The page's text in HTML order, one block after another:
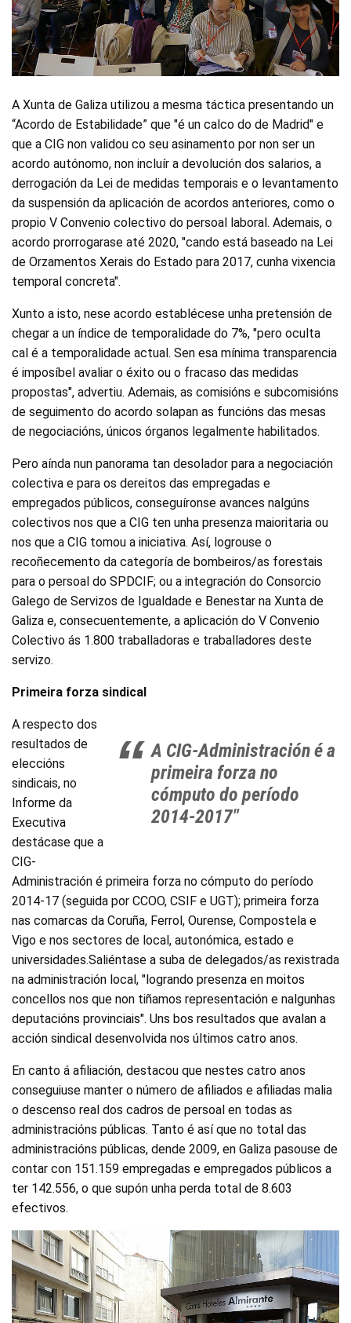
A Xunta de Galiza utilizou a mesma táctica presentando un
“Acordo de Estabilidade” que "é un calco do de Madrid" e
que a CIG non validou co seu asinamento por non ser un
acordo autónomo, non incluír a devolución dos salarios, a
derrogación da Lei de medidas temporais e o levantamento
da suspensión da aplicación de acordos anteriores, como o
propio V Convenio colectivo do persoal laboral. Ademais, o
acordo prorrogarase até 2020, "cando está baseado na Lei
de Orzamentos Xerais do Estado para 2017, cunha vixencia
temporal concreta".
Xunto a isto, nese acordo establécese unha pretensión de
chegar a un índice de temporalidade do 7%, "pero oculta
cal é a temporalidade actual. Sen esa mínima transparencia
é imposíbel avaliar o éxito ou o fracaso das medidas
propostas", advertiu. Ademais, as comisións e subcomisións
de seguimento do acordo solapan as funcións das mesas
de negociacións, únicos órganos legalmente habilitados.
Pero aínda nun panorama tan desolador para a negociación
colectiva e para os dereitos das empregadas e
empregados públicos, conseguíronse avances nalgúns
colectivos nos que a CIG ten unha presenza maioritaria ou
nos que a CIG tomou a iniciativa. Así, logrouse o
recoñecemento da categoría de bombeiros/as forestais
para o persoal do SPDCIF; ou a integración do Consorcio
Galego de Servizos de Igualdade e Benestar na Xunta de
Galiza e, consecuentemente, a aplicación do V Convenio
Colectivo ás 1.800 traballadoras e traballadores deste
servizo.
Primeira forza sindical
A CIG-Administración é a
primeira forza no
cómputo do período
2014-2017"
A respecto dos
resultados de
eleccións
sindicais, no
Informe da
Executiva
destácase que a
CIG-
Administración é primeira forza no cómputo do período
2014-17 (seguida por CCOO, CSIF e UGT); primeira forza
nas comarcas da Coruña, Ferrol, Ourense, Compostela e
Vigo e nos sectores de local, autonómica, estado e
universidades.Saliéntase a suba de delegados/as rexistrada
na administración local, "logrando presenza en moitos
concellos nos que non tiñamos representación e nalgunhas
deputacións provinciais". Uns bos resultados que avalan a
acción sindical desenvolvida nos últimos catro anos.
En canto á afiliación, destacou que nestes catro anos
conseguiuse manter o número de afiliados e afiliadas malia
o descenso real dos cadros de persoal en todas as
administracións públicas. Tanto é así que no total das
administracións públicas, dende 2009, en Galiza pasouse de
contar con 151.159 empregadas e empregados públicos a
ter 142.556, o que supón unha perda total de 8.603
efectivos.